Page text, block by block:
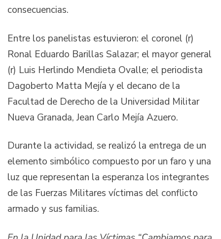
consecuencias.
Entre los panelistas estuvieron: el coronel (r)
Ronal Eduardo Barillas Salazar; el mayor general
(r) Luis Herlindo Mendieta Ovalle; el periodista
Dagoberto Matta Mejía y el decano de la
Facultad de Derecho de la Universidad Militar
Nueva Granada, Jean Carlo Mejía Azuero.
Durante la actividad, se realizó la entrega de un
elemento simbólico compuesto por un faro y una
luz que representan la esperanza los integrantes
de las Fuerzas Militares víctimas del conflicto
armado y sus familias.